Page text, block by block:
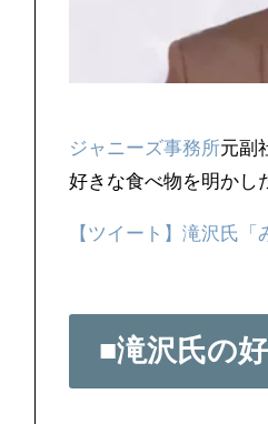
ジャニーズ事務所元副
好きな食べ物を明かし
【ツイート】滝沢氏
■滝沢氏の